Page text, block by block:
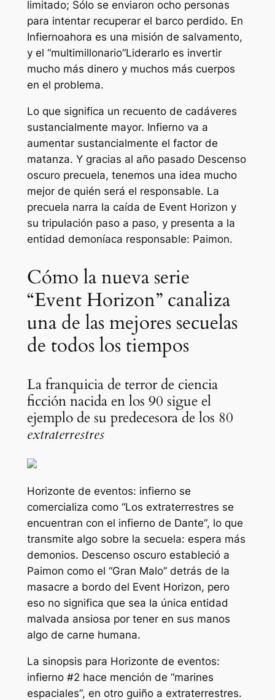
limitado; Sólo se enviaron ocho personas
para intentar recuperar el barco perdido. En
Infiernoahora es una misión de salvamento,
y el “multimillonario“Liderarlo es invertir
mucho más dinero y muchos más cuerpos
en el problema.
Lo que significa un recuento de cadáveres
sustancialmente mayor. Infierno va a
aumentar sustancialmente el factor de
matanza. Y gracias al año pasado Descenso
oscuro precuela, tenemos una idea mucho
mejor de quién será el responsable. La
precuela narra la caída de Event Horizon y
su tripulación paso a paso, y presenta a la
entidad demoníaca responsable: Paimon.
Cómo la nueva serie
“Event Horizon” canaliza
una de las mejores secuelas
de todos los tiempos
La franquicia de terror de ciencia
ficción nacida en los 90 sigue el
ejemplo de su predecesora de los 80
extraterrestres
Horizonte de eventos: infierno se
comercializa como “Los extraterrestres se
encuentran con el infierno de Dante“, lo que
transmite algo sobre la secuela: espera más
demonios. Descenso oscuro estableció a
Paimon como el “Gran Malo” detrás de la
masacre a bordo del Event Horizon, pero
eso no significa que sea la única entidad
malvada ansiosa por tener en sus manos
algo de carne humana.
La sinopsis para Horizonte de eventos:
infierno #2 hace mención de “marines
espaciales“, en otro guiño a extraterrestres.